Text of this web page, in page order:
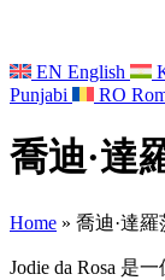
EN English
Punjabi
RO
喬迪·達
Home » 喬迪·達羅
Jodie da Rosa 是